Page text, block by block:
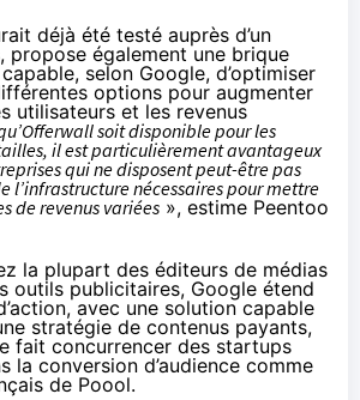
déjà été testé auprès d’un
propose également une brique
selon Google, d’optimiser
options pour augmenter
utilisateurs et les revenus
soit disponible pour les
il est particulièrement avantageux
qui ne disposent peut-être pas
l’infrastructure nécessaires pour mettre
de revenus variées », estime Peentoo
la plupart des éditeurs de médias
outils publicitaires, Google étend
avec une solution capable
stratégie de contenus payants,
fait concurrencer des startups
la conversion d’audience comme
de Poool.